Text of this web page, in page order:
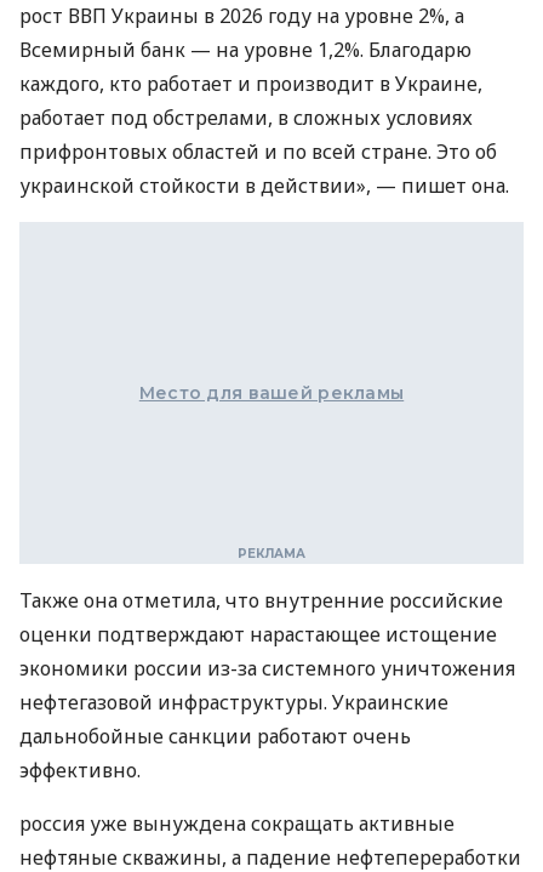
рост ВВП Украины в 2026 году на уровне 2%, а
Всемирный банк — на уровне 1,2%. Благодарю
каждого, кто работает и производит в Украине,
работает под обстрелами, в сложных условиях
прифронтовых областей и по всей стране. Это об
украинской стойкости в действии», — пишет она.
Место для вашей рекламы
Также она отметила, что внутренние российские
оценки подтверждают нарастающее истощение
экономики россии из-за системного уничтожения
нефтегазовой инфраструктуры. Украинские
дальнобойные санкции работают очень
эффективно.
россия уже вынуждена сокращать активные
нефтяные скважины, а падение нефтепереработки